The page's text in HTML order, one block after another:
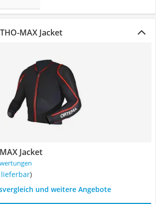
MAX Jacket
Jacket
lieferbar)
und weitere Angebote